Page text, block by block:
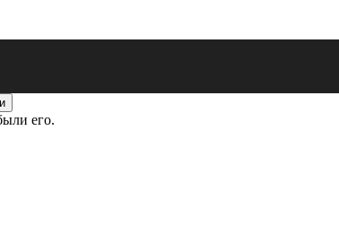
его.